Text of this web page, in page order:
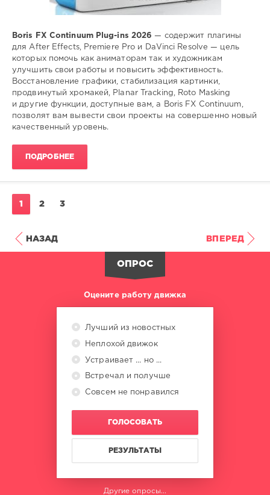
Boris FX Continuum Plug-ins 2026 — содержит плагины
для After Effects, Premiere Pro и DaVinci Resolve — цель
которых помочь как аниматорам так и художникам
улучшить свои работы и повысить эффективность.
Восстановление графики, стабилизация картинки,
продвинутый хромакей, Planar Tracking, Roto Masking
и другие функции, доступные вам, а Boris FX Continuum,
позволят вам вывести свои проекты на совершенно новый
качественный уровень.
ПОДРОБНЕЕ
1 2 3
НАЗАД ВПЕРЕД
ОПРОС
Оцените работу движка
Лучший из новостных
Неплохой движок
Устраивает ... но ...
Встречал и получше
Совсем не понравился
ГОЛОСОВАТЬ
РЕЗУЛЬТАТЫ
Другие опросы...